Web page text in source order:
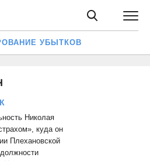
УБЫТКОВ
Николая
куда он
Плехановской